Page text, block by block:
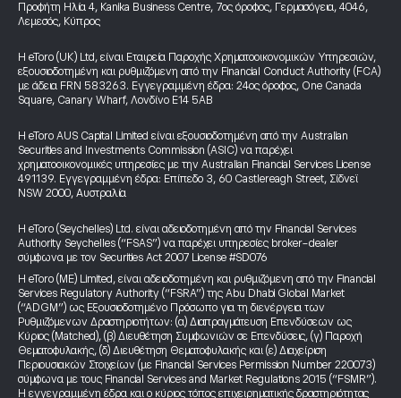
Προφήτη Ηλία 4, Kanika Business Centre, 7ος όροφος, Γερμασόγεια, 4046,
Λεμεσός, Κύπρος
Η eToro (UK) Ltd, είναι Εταιρεία Παροχής Χρηματοοικονομικών Υπηρεσιών,
εξουσιοδοτημένη και ρυθμιζόμενη από την Financial Conduct Authority (FCA)
με άδεια FRN 583263. Εγγεγραμμένη έδρα: 24ος όροφος, One Canada
Square, Canary Wharf, Λονδίνο E14 5AB
Η eToro AUS Capital Limited είναι εξουσιοδοτημένη από την Australian
Securities and Investments Commission (ASIC) να παρέχει
χρηματοοικονομικές υπηρεσίες με την Australian Financial Services License
491139. Εγγεγραμμένη έδρα: Επίπεδο 3, 60 Castlereagh Street, Σίδνεϊ
NSW 2000, Αυστραλία
Η eToro (Seychelles) Ltd. είναι αδειοδοτημένη από την Financial Services
Authority Seychelles (“FSAS”) να παρέχει υπηρεσίες broker-dealer
σύμφωνα με τον Securities Act 2007 License #SD076
Η eToro (ME) Limited, είναι αδειοδοτημένη και ρυθμιζόμενη από την Financial
Services Regulatory Authority (“FSRA”) της Abu Dhabi Global Market
(“ADGM”) ως Εξουσιοδοτημένο Πρόσωπο για τη διενέργεια των
Ρυθμιζόμενων Δραστηριοτήτων: (α) Διαπραγμάτευση Επενδύσεων ως
Κύριος (Matched), (β) Διευθέτηση Συμφωνιών σε Επενδύσεις, (γ) Παροχή
Θεματοφυλακής, (δ) Διευθέτηση Θεματοφυλακής και (ε) Διαχείριση
Περιουσιακών Στοιχείων (με Financial Services Permission Number 220073)
σύμφωνα με τους Financial Services and Market Regulations 2015 (“FSMR”).
Η εγγεγραμμένη έδρα και ο κύριος τόπος επιχειρηματικής δραστηριότητας